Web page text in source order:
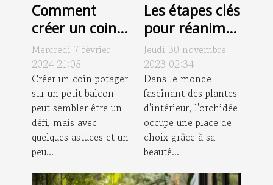
Comment
créer un coin
potager sur un
petit balcon
Mercredi 7 février
2024 21:08
Créer un coin potager
sur un petit balcon
peut sembler être un
défi, mais avec
quelques astuces et un
peu...
Les étapes clés
pour réanimer
une orchidée
desséchée
Jeudi 30 novembre
2023 02:34
Dans le monde
fascinant des plantes
d'intérieur, l'orchidée
occupe une place de
choix grâce à sa
beauté...